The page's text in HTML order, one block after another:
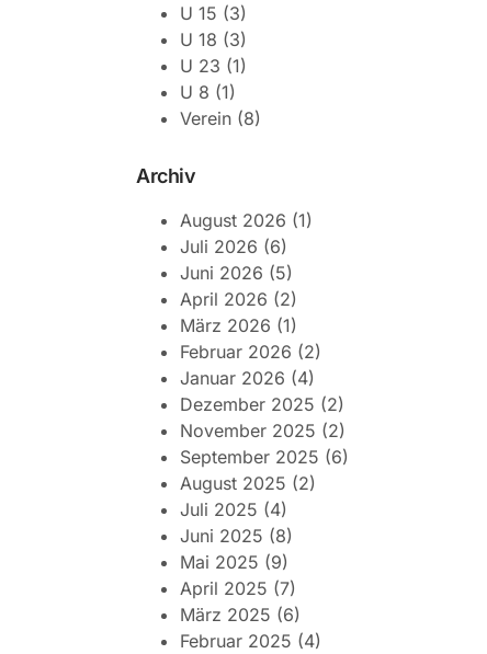
U 15 (3)
U 18 (3)
U 23 (1)
U 8 (1)
Verein (8)
Archiv
August 2026 (1)
Juli 2026 (6)
Juni 2026 (5)
April 2026 (2)
März 2026 (1)
Februar 2026 (2)
Januar 2026 (4)
Dezember 2025 (2)
November 2025 (2)
September 2025 (6)
August 2025 (2)
Juli 2025 (4)
Juni 2025 (8)
Mai 2025 (9)
April 2025 (7)
März 2025 (6)
Februar 2025 (4)